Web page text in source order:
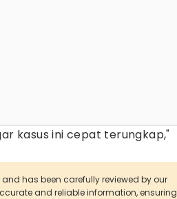
kasus ini cepat terungkap,"
has been carefully reviewed by our
and reliable information, ensuring